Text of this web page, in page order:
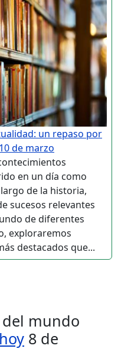
un repaso por
de marzo
en un día como
de la historia,
sucesos relevantes
de diferentes
exploraremos
destacados que...
mundo
8 de